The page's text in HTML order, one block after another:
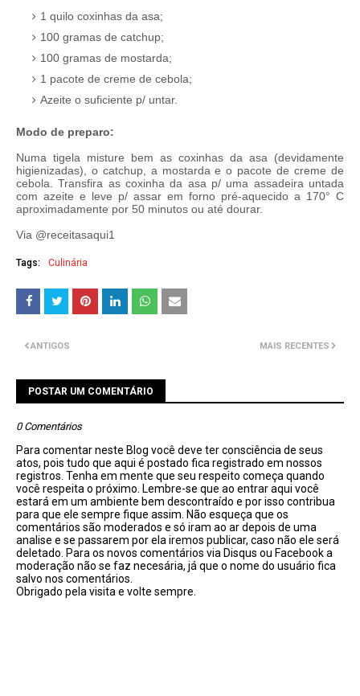
1 quilo coxinhas da asa;
100 gramas de catchup;
100 gramas de mostarda;
1 pacote de creme de cebola;
Azeite o suficiente p/ untar.
Modo de preparo:
Numa tigela misture bem as coxinhas da asa (devidamente
higienizadas), o catchup, a mostarda e o pacote de creme de
cebola. Transfira as coxinha da asa p/ uma assadeira untada
com azeite e leve p/ assar em forno pré-aquecido a 170° C
aproximadamente por 50 minutos ou até dourar.
Via @receitasaqui1
Tags: Culinária
MAIS RECENTES
ANTIGOS
POSTAR UM COMENTÁRIO
0 Comentários
Para comentar neste Blog você deve ter consciência de seus
atos, pois tudo que aqui é postado fica registrado em nossos
registros. Tenha em mente que seu respeito começa quando
você respeita o próximo. Lembre-se que ao entrar aqui você
estará em um ambiente bem descontraído e por isso contribua
para que ele sempre fique assim. Não esqueça que os
comentários são moderados e só iram ao ar depois de uma
analise e se passarem por ela iremos publicar, caso não ele será
deletado. Para os novos comentários via Disqus ou Facebook a
moderação não se faz necesária, já que o nome do usuário fica
salvo nos comentários.
Obrigado pela visita e volte sempre.